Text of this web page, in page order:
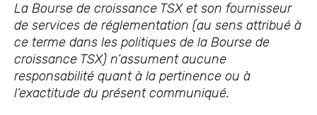
La Bourse de croissance TSX et son fournisseur
de services de réglementation (au sens attribué à
ce terme dans les politiques de la Bourse de
croissance TSX) n’assument aucune
responsabilité quant à la pertinence ou à
l’exactitude du présent communiqué.